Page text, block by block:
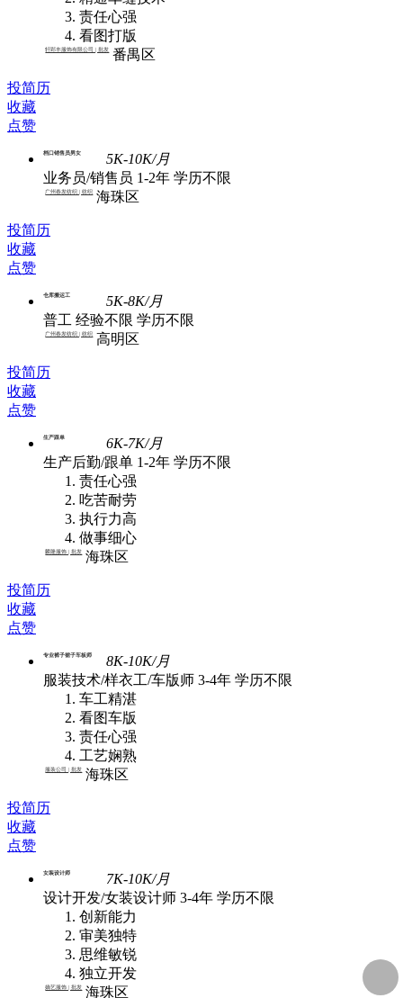
责任心强
看图打版
轩郢丰服饰有限公司 | 批发 番禺区
投简历
收藏
点赞
档口销售员男女
5K-10K/月
业务员/销售员 1-2年 学历不限
广州春发纺织 | 纺织 海珠区
投简历
收藏
点赞
仓库搬运工
5K-8K/月
普工 经验不限 学历不限
广州春发纺织 | 纺织 高明区
投简历
收藏
点赞
生产跟单
6K-7K/月
生产后勤/跟单 1-2年 学历不限
责任心强
吃苦耐劳
执行力高
做事细心
麟隆服饰 | 批发 海珠区
投简历
收藏
点赞
专业裤子裙子车板师
8K-10K/月
服装技术/样衣工/车版师 3-4年 学历不限
车工精湛
看图车版
责任心强
工艺娴熟
服装公司 | 批发 海珠区
投简历
收藏
点赞
女装设计师
7K-10K/月
设计开发/女装设计师 3-4年 学历不限
创新能力
审美独特
思维敏锐
独立开发
嫡艺服饰 | 批发 海珠区